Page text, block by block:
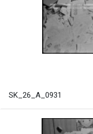
SK_26_A_0931